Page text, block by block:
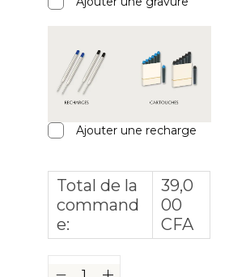
Ajouter une recharge
Total de la
command
e:
39,0
00
CFA